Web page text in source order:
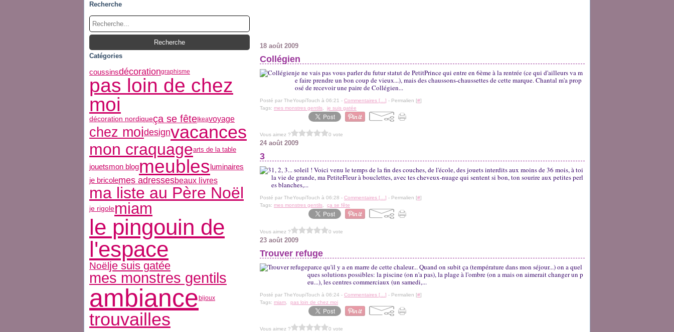
Recherche
Catégories
coussinsdécorationgraphisme
pas loin de chez
moi
décoration nordiqueça se fêteIkeavoyage
chez moidesignvacances
mon craquagearts de la table
jouetsmon blogmeublesluminaires
je bricolemes adressesbeaux livres
ma liste au Père Noël
je rigolemiam
le pingouin de
l'espace
Noël je suis gatée
mes monstres gentils
ambiance bijoux
trouvailles
18 août 2009
Collégien
je ne vais pas vous parler du futur statut de PetitPrince qui entre en 6ème à la rentrée (ce qui d'ailleurs va m
e faire prendre un bon coup de vieux...), mais des chaussons-chaussettes de cette marque. Chantal m'a prop
osé de recevoir une paire de Collégien...
Posté par TheYoupiTouch à 06:21 - Commentaires [ ] - Permalien [#]
Tags: mes monstres gentils je suis gatée
Vous aimez ? 0 vote
24 août 2009
3
1, 2, 3... soleil ! Voici venu le temps de la fin des couches, de l'école, des jouets interdits aux moins de 36 mois, à toi
la vie de grande, ma PetiteFleur à bouclettes, avec tes cheveux-nuage qui sentent si bon, ton sourire aux petites perl
es blanches,...
Posté par TheYoupiTouch à 06:28 - Commentaires [ ] - Permalien [#]
Tags: mes monstres gentils ça se fête
Vous aimez ? 0 vote
23 août 2009
Trouver refuge
parce qu'il y a en marre de cette chaleur... Quand on subit ça (température dans mon séjour...) on a quel
ques solutions possibles: la piscine (on n'a pas), la plage à l'ombre (on a mais on aimerait changer un p
eu...), les centres commerciaux (un samedi,...
Posté par TheYoupiTouch à 06:24 - Commentaires [ ] - Permalien [#]
Tags: miam pas loin de chez moi
Vous aimez ? 0 vote